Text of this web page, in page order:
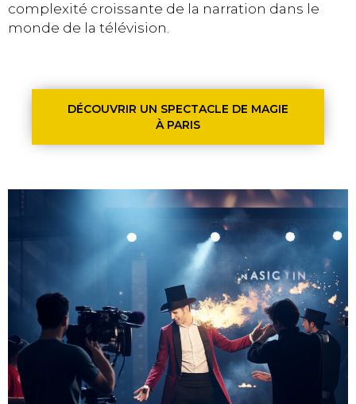
complexité croissante de la narration dans le
monde de la télévision.
DÉCOUVRIR UN SPECTACLE DE MAGIE
À PARIS